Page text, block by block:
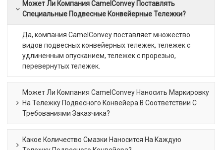
Может Ли Компания CamelConvey Поставлять
Специальные Подвесные Конвейерные Тележки?
Да, компания CamelConvey поставляет множество
видов подвесных конвейерных тележек, тележек с
удлиненным опусканием, тележек с прорезью,
перевернутых тележек.
Может Ли Компания CamelConvey Наносить Маркировку
На Тележку Подвесного Конвейера В Соответствии С
Требованиями Заказчика?
Какое Количество Смазки Наносится На Каждую